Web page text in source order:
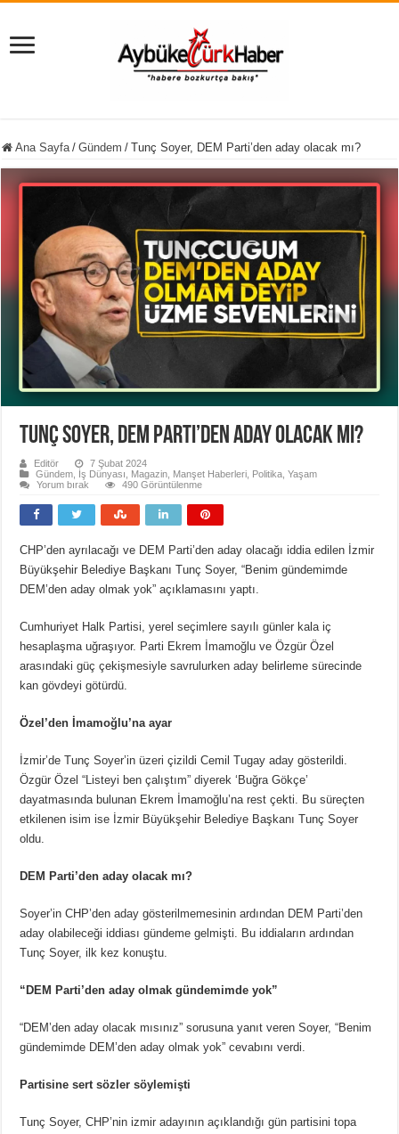
Ana Sayfa / Gündem / Tunç Soyer, DEM Parti’den aday olacak mı?
Tunç Soyer, DEM Parti’den aday olacak mı?
Editör
7 Şubat 2024
Gündem
İş Dünyası Magazin Manşet Haberleri Politika ,Yaşam
Yorum bırak
490 Görüntülenme
CHP’den ayrılacağı ve DEM Parti’den aday olacağı iddia edilen İzmir
Büyükşehir Belediye Başkanı Tunç Soyer, “Benim gündemimde
DEM’den aday olmak yok” açıklamasını yaptı.
Cumhuriyet Halk Partisi, yerel seçimlere sayılı günler kala iç
hesaplaşma uğraşıyor. Parti Ekrem İmamoğlu ve Özgür Özel
arasındaki güç çekişmesiyle savrulurken aday belirleme sürecinde
kan gövdeyi götürdü.
Özel’den İmamoğlu’na ayar
İzmir’de Tunç Soyer’in üzeri çizildi Cemil Tugay aday gösterildi.
Özgür Özel “Listeyi ben çalıştım” diyerek ‘Buğra Gökçe’
dayatmasında bulunan Ekrem İmamoğlu’na rest çekti. Bu süreçten
etkilenen isim ise İzmir Büyükşehir Belediye Başkanı Tunç Soyer
oldu.
DEM Parti’den aday olacak mı?
Soyer’in CHP’den aday gösterilmemesinin ardından DEM Parti’den
aday olabileceği iddiası gündeme gelmişti. Bu iddiaların ardından
Tunç Soyer, ilk kez konuştu.
“DEM Parti’den aday olmak gündemimde yok”
“DEM’den aday olacak mısınız” sorusuna yanıt veren Soyer, “Benim
gündemimde DEM’den aday olmak yok” cevabını verdi.
Partisine sert sözler söylemişti
Tunç Soyer, CHP’nin izmir adayının açıklandığı gün partisini topa